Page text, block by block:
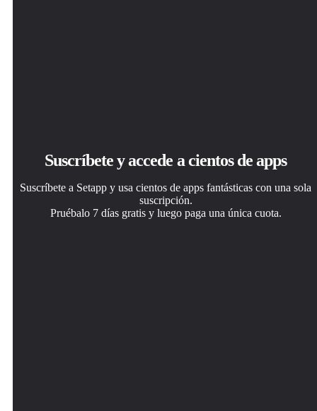
Suscríbete y accede a cientos de apps
Suscríbete a Setapp y usa cientos de apps fantásticas con una sola
suscripción.
Pruébalo 7 días gratis y luego paga una única cuota.